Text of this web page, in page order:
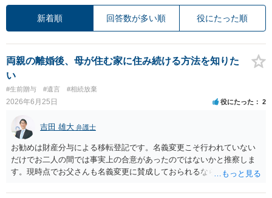
新着順 回答数が多い順 役にたった順
両親の離婚後、母が住む家に住み続ける方法を知りた
い
#生前贈与 #遺言 #相続放棄
2026年6月25日 役にたった 2
吉田 雄大 弁護士
お勧めは財産分与による移転登記です。名義変更こそ行われていない
だけでお二人の間では事実上の合意があったのではないかと推察しま
す。現時点でお父さんも名義変更に賛成しておられるなら尚更です。
すぐれた方法と思います。